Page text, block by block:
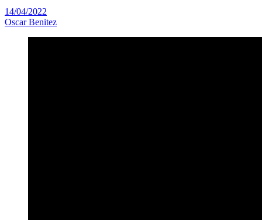
14/04/2022
Oscar Benitez